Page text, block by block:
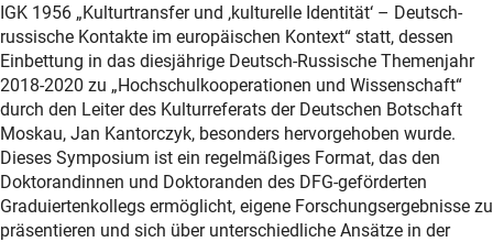
IGK 1956 „Kulturtransfer und ‚kulturelle Identität‘ – Deutsch-
russische Kontakte im europäischen Kontext“ statt, dessen
Einbettung in das diesjährige Deutsch-Russische Themenjahr
2018-2020 zu „Hochschulkooperationen und Wissenschaft“
durch den Leiter des Kulturreferats der Deutschen Botschaft
Moskau, Jan Kantorczyk, besonders hervorgehoben wurde.
Dieses Symposium ist ein regelmäßiges Format, das den
Doktorandinnen und Doktoranden des DFG-geförderten
Graduiertenkollegs ermöglicht, eigene Forschungsergebnisse zu
präsentieren und sich über unterschiedliche Ansätze in der